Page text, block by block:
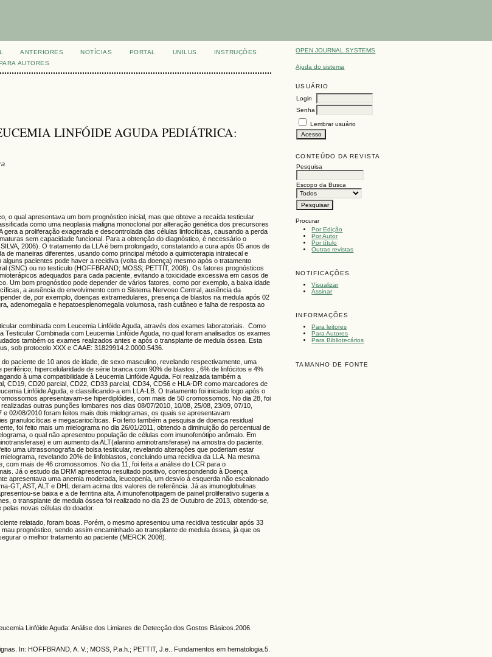
OPEN JOURNAL SYSTEMS
Ajuda do sistema
USUÁRIO
Login
Senha
Lembrar usuário
CONTEÚDO DA REVISTA
Pesquisa
Escopo da Busca
Procurar
Por Edição
Por Autor
Por título
Outras revistas
NOTIFICAÇÕES
Visualizar
Assinar
INFORMAÇÕES
Para leitores
Para Autores
Para Bibliotecários
TAMANHO DE FONTE
ANTERIORES NOTÍCIAS PORTAL UNILUS
INSTRUÇÕES
AUTORES
LINFÓIDE AGUDA PEDIÁTRICA:
o qual apresentava um bom prognóstico inicial, mas que obteve a recaída testicular
como uma neoplasia maligna monoclonal por alteração genética dos precursores
a proliferação exagerada e descontrolada das células linfocíticas, causando a perda
sem capacidade funcional. Para a obtenção do diagnóstico, é necessário o
2006). O tratamento da LLA é bem prolongado, constatando a cura após 05 anos de
maneiras diferentes, usando como principal método a quimioterapia intratecal e
pacientes pode haver a recidiva (volta da doença) mesmo após o tratamento
(SNC) ou no testículo (HOFFBRAND; MOSS; PETTIT, 2008). Os fatores prognósticos
adequados para cada paciente, evitando a toxicidade excessiva em casos de
Um bom prognóstico pode depender de vários fatores, como por exemplo, a baixa idade
a ausência do envolvimento com o Sistema Nervoso Central, ausência da
de, por exemplo, doenças extramedulares, presença de blastos na medula após 02
adenomegalia e hepatoesplenomegalia volumosa, rash cutâneo e falha de resposta ao
combinada com Leucemia Linfóide Aguda, através dos exames laboratoriais. Como
Combinada com Leucemia Linfóide Aguda, no qual foram analisados os exames
também os exames realizados antes e após o transplante de medula óssea. Esta
sob protocolo XXX e CAAE: 31829914.2.0000.5436.
paciente de 10 anos de idade, de sexo masculino, revelando respectivamente, uma
hipercelularidade de série branca com 90% de blastos , 6% de linfócitos e 4%
à uma compatibilidade à Leucemia Linfóide Aguda. Foi realizada também a
CD19, CD20 parcial, CD22, CD33 parcial, CD34, CD56 e HLA-DR como marcadores de
Linfóide Aguda, e classificando-a em LLA-LB. O tratamento foi iniciado logo após o
apresentavam-se hiperdiplóides, com mais de 50 cromossomos. No dia 28, foi
outras punções lombares nos dias 08/07/2010, 10/08, 25/08, 23/09, 07/10,
02/08/2010 foram feitos mais dois mielogramas, os quais se apresentavam
granulocíticas e megacariocíticas. Foi feito também a pesquisa de doença residual
foi feito mais um mielograma no dia 26/01/2011, obtendo a diminuição do percentual de
o qual não apresentou população de células com imunofenótipo anômalo. Em
e um aumento da ALT(alanino aminotransferase) na amostra do paciente.
uma ultrassonografia de bolsa testicular, revelando alterações que poderiam estar
revelando 20% de linfoblastos, concluindo uma recidiva da LLA. Na mesma
com mais de 46 cromossomos. No dia 11, foi feita a análise do LCR para o
Já o estudo da DRM apresentou resultado positivo, correspondendo à Doença
apresentava uma anemia moderada, leucopenia, um desvio à esquerda não escalonado
GT, AST, ALT e DHL deram acima dos valores de referência. Já as imunoglobulinas
se baixa e a de ferritina alta. A imunofenotipagem de painel proliferativo sugeria a
o transplante de medula óssea foi realizado no dia 23 de Outubro de 2013, obtendo-se,
novas células do doador.
relatado, foram boas. Porém, o mesmo apresentou uma recidiva testicular após 33
prognóstico, sendo assim encaminhado ao transplante de medula óssea, já que os
o melhor tratamento ao paciente (MERCK 2008).
Linfóide Aguda: Análise dos Limiares de Detecção dos Gostos Básicos.2006.
In: HOFFBRAND, A. V.; MOSS, P.a.h.; PETTIT, J.e.. Fundamentos em hematologia.5.